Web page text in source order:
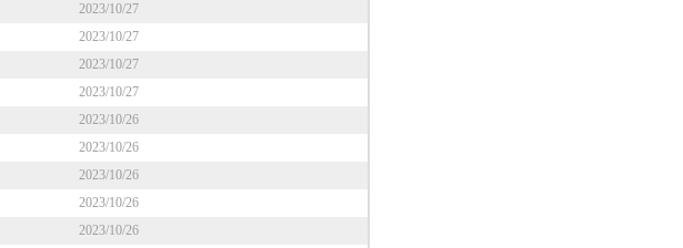
2023/10/27
2023/10/27
2023/10/27
2023/10/27
2023/10/26
2023/10/26
2023/10/26
2023/10/26
2023/10/26